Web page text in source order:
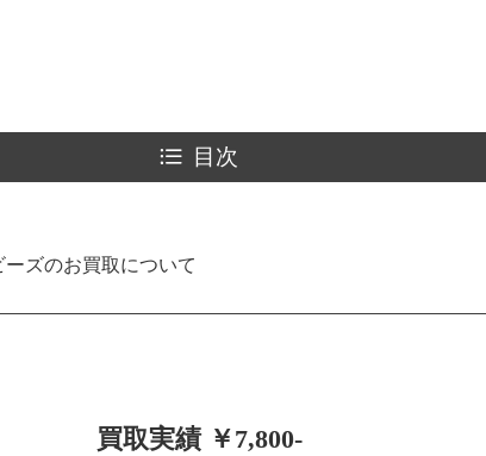
目次
ズのお買取について
買取実績 ￥7,800-